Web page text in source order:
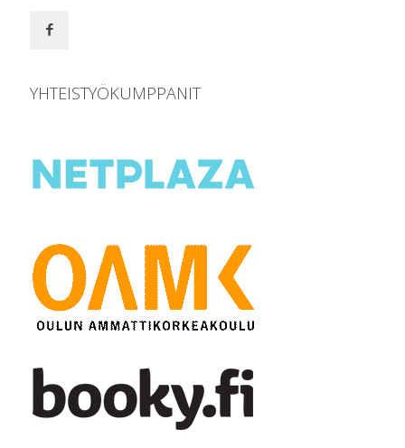
YHTEISTYÖKUMPPANIT